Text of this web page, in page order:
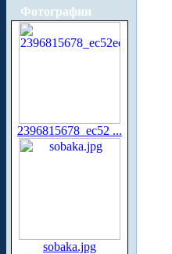
Фотографии
2396815678_ec52 ...
sobaka.jpg